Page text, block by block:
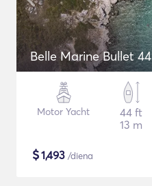
Belle Marine Bullet 44
Motor Yacht
44 ft
13 m
$1,493 /diena